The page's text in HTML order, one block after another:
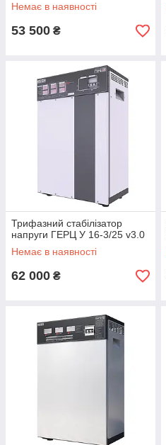
Немає в наявності
53 500 ₴
Трифазний стабілізатор
напруги ГЕРЦ У 16-3/25 v3.0
Немає в наявності
62 000 ₴